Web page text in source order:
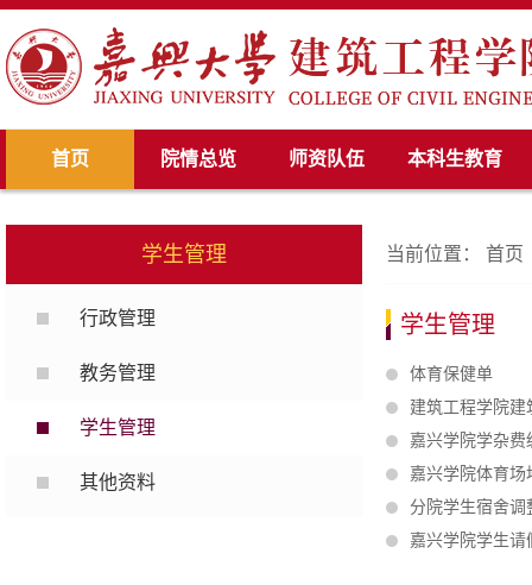
首页 院情总览 师资队伍 本科生教育
学生管理
行政管理
教务管理
学生管理
其他资料
当前位置： 首页
学生管理
体育保健单
建筑工程学院
嘉兴学院学杂费
嘉兴学院体育
分院学生宿舍
嘉兴学院学生请